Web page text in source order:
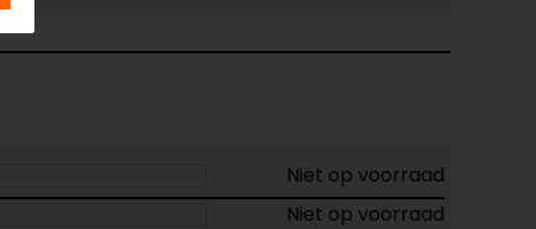
Niet op voorraad
Niet op voorraad